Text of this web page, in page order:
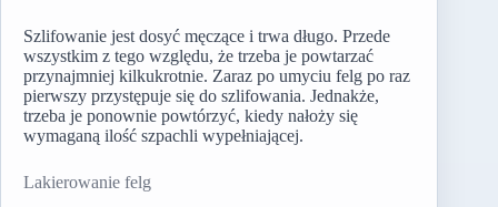
Szlifowanie jest dosyć męczące i trwa długo. Przede
wszystkim z tego względu, że trzeba je powtarzać
przynajmniej kilkukrotnie. Zaraz po umyciu felg po raz
pierwszy przystępuje się do szlifowania. Jednakże,
trzeba je ponownie powtórzyć, kiedy nałoży się
wymaganą ilość szpachli wypełniającej.
Lakierowanie felg